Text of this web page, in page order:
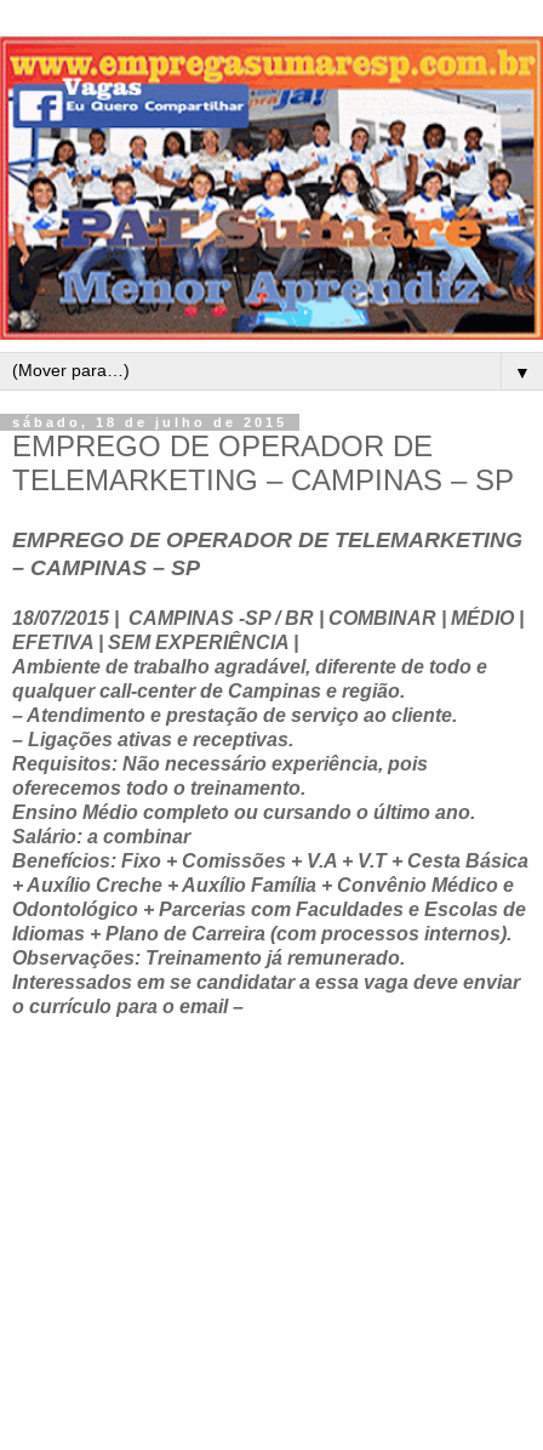
▼
sábado, 18 de julho de 2015
EMPREGO DE OPERADOR DE
TELEMARKETING – CAMPINAS – SP
EMPREGO DE OPERADOR DE TELEMARKETING
– CAMPINAS – SP
18/07/2015
CAMPINAS -SP / BR | COMBINAR | MÉDIO |
EFETIVA | SEM EXPERIÊNCIA |
Ambiente de trabalho agradável, diferente de todo e
qualquer call-center de Campinas e região.
– Atendimento e prestação de serviço ao cliente.
– Ligações ativas e receptivas.
Requisitos: Não necessário experiência, pois
oferecemos todo o treinamento.
Ensino Médio completo ou cursando o último ano.
Salário: a combinar
Benefícios: Fixo + Comissões + V.A + V.T + Cesta Básica
+ Auxílio Creche + Auxílio Família + Convênio Médico e
Odontológico + Parcerias com Faculdades e Escolas de
Idiomas + Plano de Carreira (com processos internos).
Observações: Treinamento já remunerado.
Interessados em se candidatar a essa vaga deve enviar
o currículo para o email –